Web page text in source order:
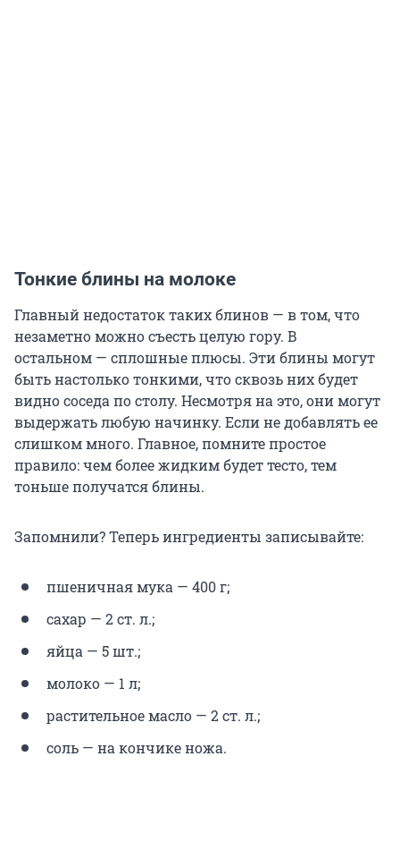
Тонкие блины на молоке
Главный недостаток таких блинов — в том, что
незаметно можно съесть целую гору. В
остальном — сплошные плюсы. Эти блины могут
быть настолько тонкими, что сквозь них будет
видно соседа по столу. Несмотря на это, они могут
выдержать любую начинку. Если не добавлять ее
слишком много. Главное, помните простое
правило: чем более жидким будет тесто, тем
тоньше получатся блины.
Запомнили? Теперь ингредиенты записывайте:
пшеничная мука — 400 г;
сахар — 2 ст. л.;
яйца — 5 шт.;
молоко — 1 л;
растительное масло — 2 ст. л.;
соль — на кончике ножа.